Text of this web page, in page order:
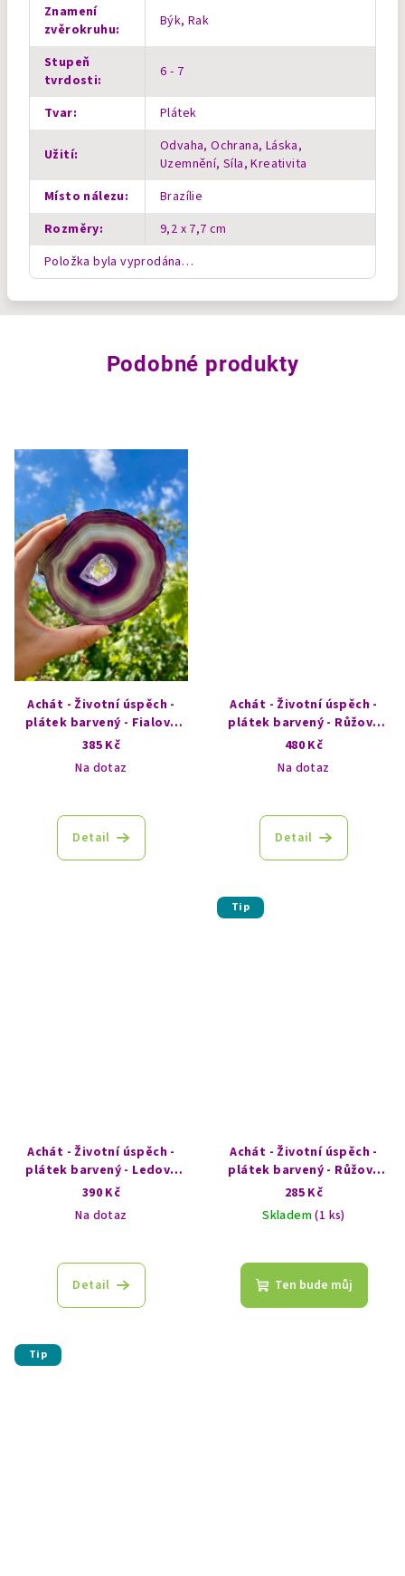
Znamení
zvěrokruhu: Býk, Rak
Stupeň
tvrdosti: 6 - 7
Tvar: Plátek
Užití:
Odvaha, Ochrana, Láska,
Uzemnění, Síla, Kreativita
Místo nálezu:
Brazílie
Rozměry:
9,2 x 7,7 cm
Položka byla vyprodána…
Podobné produkty
Achát - Životní úspěch -
plátek barvený - Fialová
jeskyně
385 Kč
Na dotaz
Detail
Achát - Životní úspěch -
plátek barvený - Růžový
portál
480 Kč
Na dotaz
Detail
Achát - Životní úspěch -
plátek barvený - Ledový
vánek
390 Kč
Na dotaz
Detail
Tip
Achát - Životní úspěch -
plátek barvený - Růžový
obláček
285 Kč
Skladem(1 ks)
Ten bude můj
Tip